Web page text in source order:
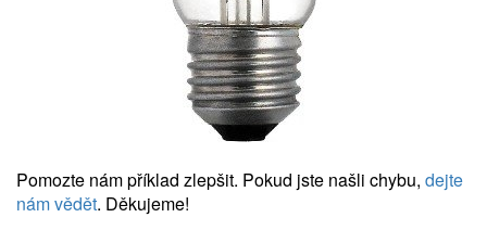
Pomozte nám příklad zlepšit. Pokud jste našli chybu, dejte
nám vědět. Děkujeme!